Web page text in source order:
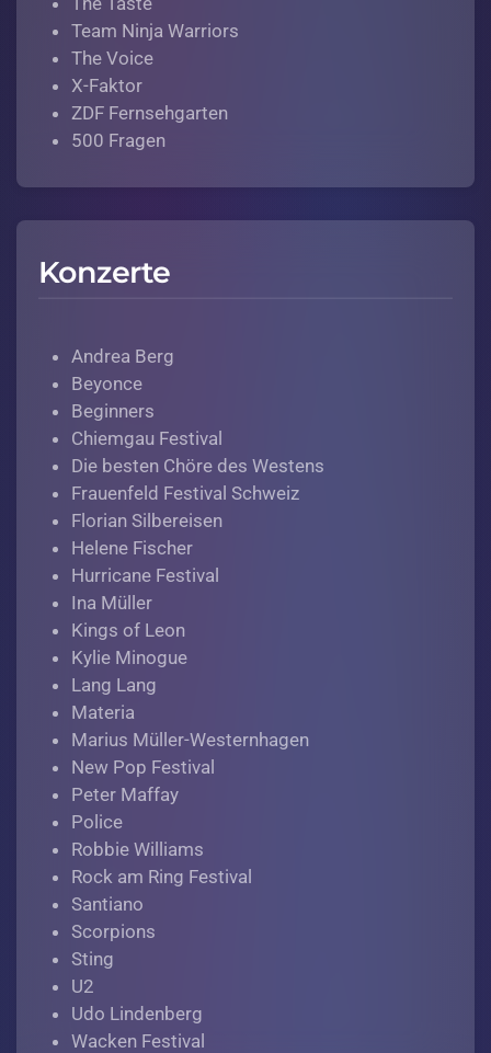
Team Ninja Warriors
The Voice
X-Faktor
ZDF Fernsehgarten
500 Fragen
Konzerte
Andrea Berg
Beyonce
Beginners
Chiemgau Festival
Die besten Chöre des Westens
Frauenfeld Festival Schweiz
Florian Silbereisen
Helene Fischer
Hurricane Festival
Ina Müller
Kings of Leon
Kylie Minogue
Lang Lang
Materia
Marius Müller-Westernhagen
New Pop Festival
Peter Maffay
Police
Robbie Williams
Rock am Ring Festival
Santiano
Scorpions
Sting
U2
Udo Lindenberg
Wacken Festival